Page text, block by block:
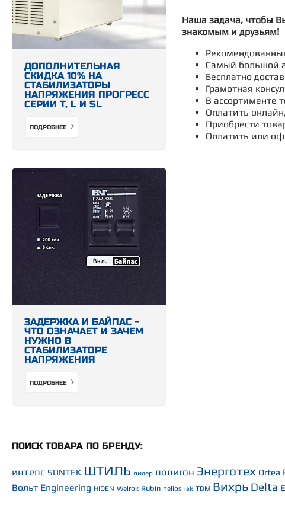
Наша задача, чтобы
знакомым и друзьям!
Самый большой
Бесплатно
Грамотная
В ассортименте
Оплатить
Приобрести
Оплатить или
ДОПОЛНИТЕЛЬНАЯ
СКИДКА 10% НА
СТАБИЛИЗАТОРЫ
НАПРЯЖЕНИЯ ПРОГРЕСС
СЕРИИ Т, L И SL
ПОДРОБНЕЕ
ЗАДЕРЖКА И БАЙПАС -
ЧТО ОЗНАЧАЕТ И ЗАЧЕМ
НУЖНО В
СТАБИЛИЗАТОРЕ
НАПРЯЖЕНИЯ
ПОДРОБНЕЕ
ПОИСК ТОВАРА ПО БРЕНДУ:
интепс SUNTEK ШТИЛЬ лидер полигон Энерготех Ortea
Вольт Engineering HIDEN Welrok Rubin helios iek TDM Вихрь Delta